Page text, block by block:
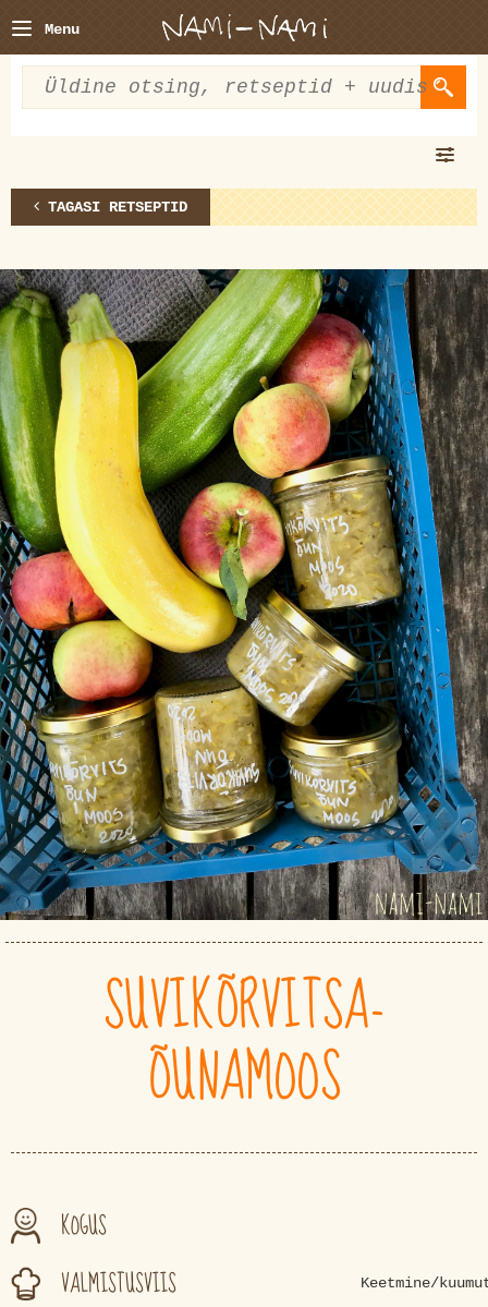
Menu
TAGASI RETSEPTID
SUVIKÕRVITSA-
ÕUNAMOOS
KOGUS
VALMISTUSVIIS
Keetmine/